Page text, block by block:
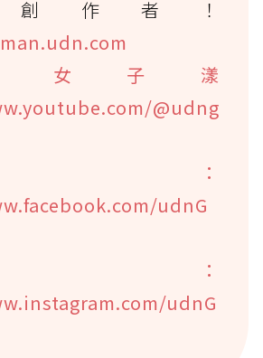
作者！
女子漾
@udng
：
udnG
：
udnG